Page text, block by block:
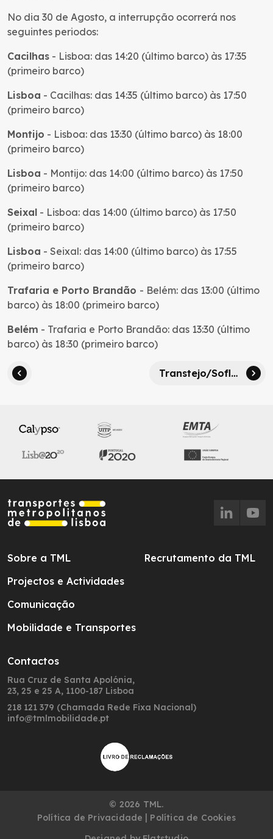
No dia 30 de Agosto, a interrupção ocorrerá nos
seguintes periodos:
Cacilhas - Lisboa: das 14:20 (último barco) às 17:35
(primeiro barco)
Lisboa - Cacilhas: das 14:35 (último barco) às 17:50
(primeiro barco)
Montijo - Lisboa: das 13:30 (último barco) às 18:00
(primeiro barco)
Lisboa - Montijo: das 14:00 (último barco) às 17:50
(primeiro barco)
Seixal - Lisboa: das 14:00 (último barco) às 17:50
(primeiro barco)
Lisboa - Seixal: das 14:00 (último barco) às 17:55
(primeiro barco)
Trafaria e Porto Brandão - Belém: das 13:00 (último
barco) às 18:00 (primeiro barco)
Belém - Trafaria e Porto Brandão: das 13:30 (último
barco) às 18:30 (primeiro barco)
Transtejo/Soflusa – Perturbações na ligação Barreiro – Terreiro do Paço
Sobre a TML
Projectos e Actividades
Comunicação
Mobilidade e Transportes
Recrutamento da TML
Contactos
Rua Cruz de Santa Apolónia,
23, 25 e 25 A, 1100-187 Lisboa
218 121 379 (Chamada Rede Fixa Nacional)
info@tmlmobilidade.pt
© 2026 TML.
Política de Privacidade | Política de Cookies